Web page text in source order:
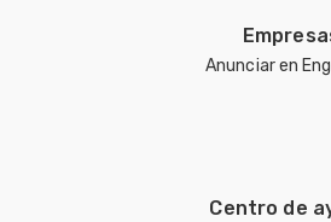
Anunciar en
Centro de